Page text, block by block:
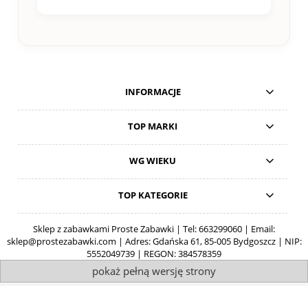
INFORMACJE
TOP MARKI
WG WIEKU
TOP KATEGORIE
Sklep z zabawkami Proste Zabawki | Tel:663299060 | Email:
sklep@prostezabawki.com | Adres: Gdańska 61, 85-005 Bydgoszcz | NIP:
5552049739 | REGON: 384578359
pokaż pełną wersję strony